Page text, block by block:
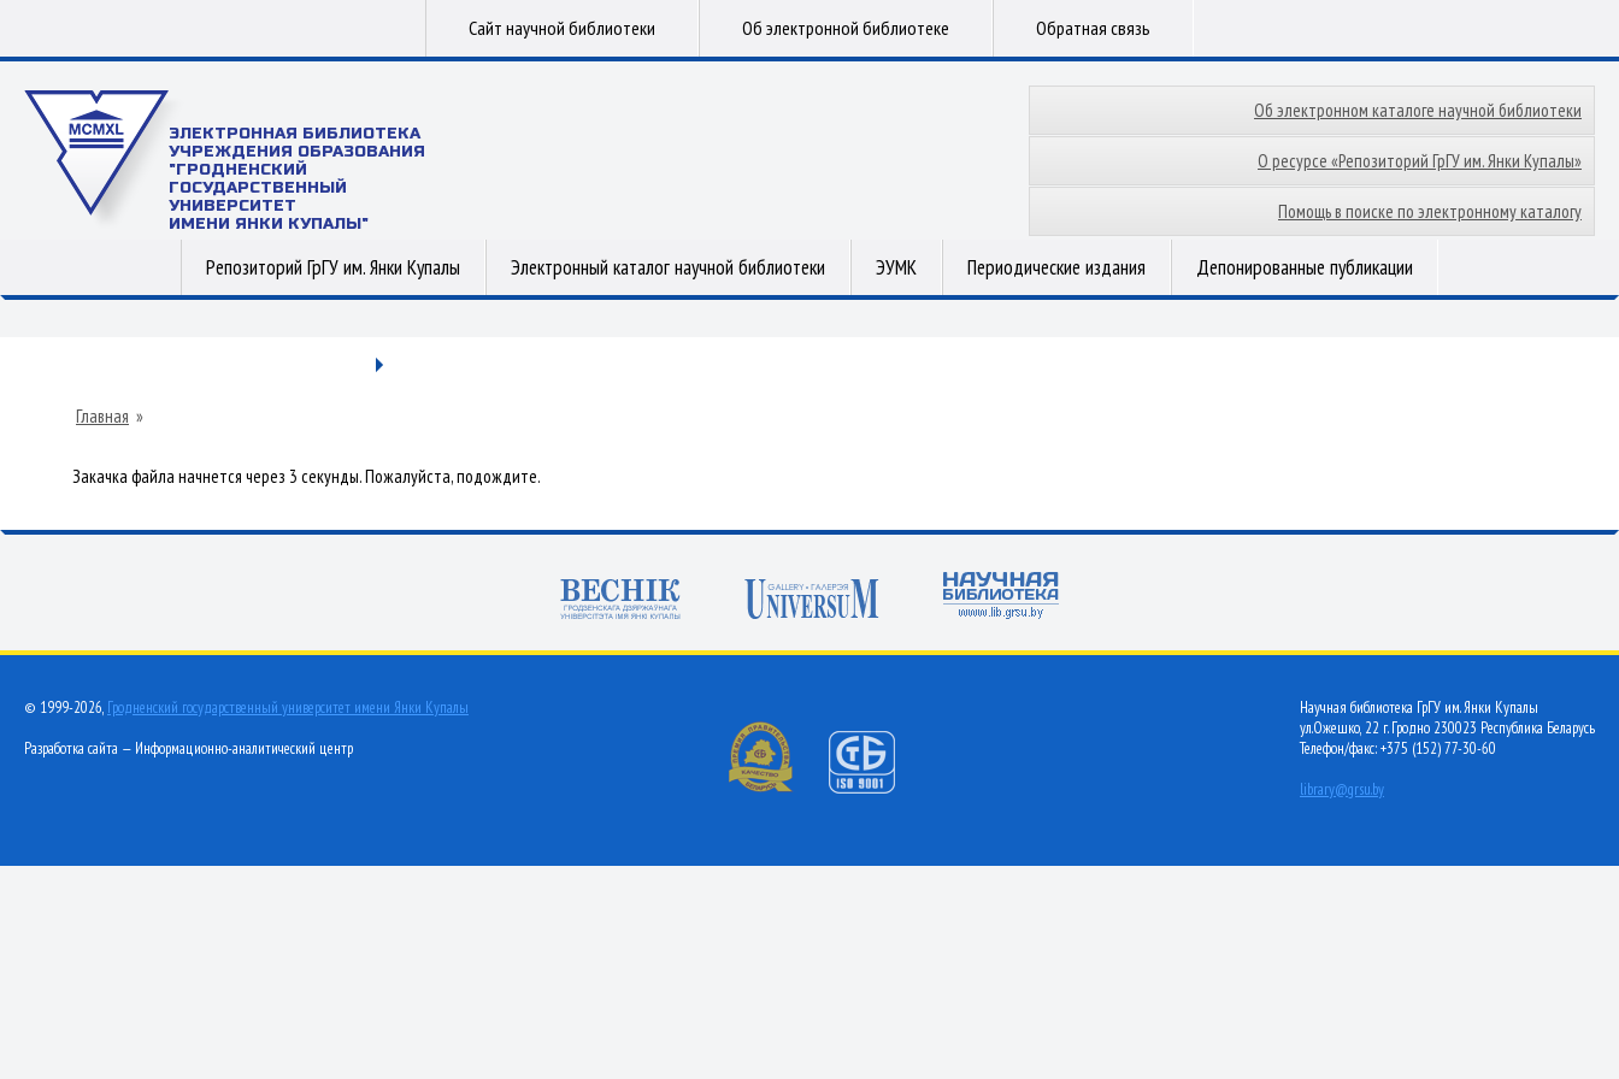
Сайт научной библиотеки Об электронной библиотеке Обратная связь
ЭЛЕКТРОННАЯ БИБЛИОТЕКА
УЧРЕЖДЕНИЯ ОБРАЗОВАНИЯ
"ГРОДНЕНСКИЙ
ГОСУДАРСТВЕННЫЙ
УНИВЕРСИТЕТ
ИМЕНИ ЯНКИ КУПАЛЫ"
Об электронном каталоге научной библиотеки
О ресурсе «Репозиторий ГрГУ им. Янки Купалы»
Помощь в поиске по электронному каталогу
Репозиторий ГрГУ им. Янки Купалы Электронный каталог научной библиотеки ЭУМК Периодические издания Депонированные публикации
Главная »
Закачка файла начнется через 3 секунды. Пожалуйста, подождите.
© 1999-2026, Гродненский государственный университет имени Янки Купалы
Разработка сайта — Информационно-аналитический центр
Научная библиотека ГрГУ им. Янки Купалы
ул.Ожешко, 22 г. Гродно 230023 Республика Беларусь
Телефон/факс: +375 (152) 77-30-60
library@grsu.by